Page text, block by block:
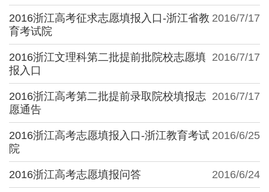
2016/7/17
2016浙江高考征求志愿填报入口-浙江省教
育考试院
2016/7/17
2016浙江文理科第二批提前批院校志愿填
报入口
2016/7/17
2016浙江高考第二批提前录取院校填报志
愿通告
2016/6/25
2016浙江高考志愿填报入口-浙江教育考试
院
2016/6/24
2016浙江高考志愿填报问答